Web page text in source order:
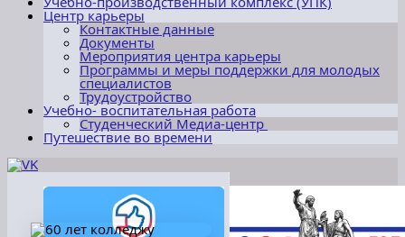
Центр карьеры
Контактные данные
Документы
Мероприятия центра карьеры
Программы и меры поддержки для молодых
специалистов
Трудоустройство
Учебно- воспитательная работа
Студенческий Медиа-центр
Путешествие во времени